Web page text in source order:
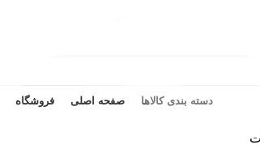
دسته بندی کالاها صفحه اصلی فروشگاه